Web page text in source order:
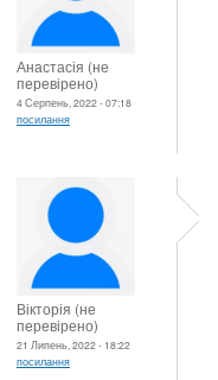
Анастасія (не
перевірено)
4 Серпень, 2022 - 07:18
посилання
Вікторія (не
перевірено)
21 Липень, 2022 - 18:22
посилання